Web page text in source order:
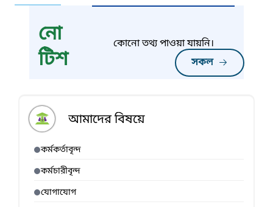
নো
টিশ
সকল
কোনো তথ্য পাওয়া যায়নি।
আমাদের বিষয়ে
কর্মকর্তাবৃন্দ
কর্মচারীবৃন্দ
যোগাযোগ